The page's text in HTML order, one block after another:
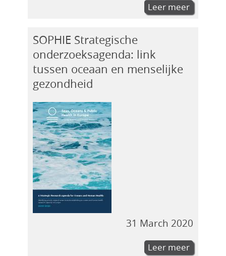
Leer meer
SOPHIE Strategische
onderzoeksagenda: link
tussen oceaan en menselijke
gezondheid
31 March 2020
Leer meer